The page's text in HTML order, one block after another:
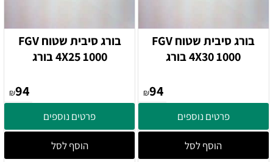
בורג סיבית שטוח FGV
4X30 1000 בורג
₪94
פרטים נוספים
הוסף לסל
בורג סיבית שטוח FGV
4X25 1000 בורג
₪94
פרטים נוספים
הוסף לסל